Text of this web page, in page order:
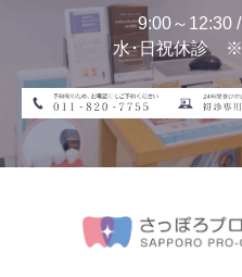
9:00～12:30
水･日祝休診 ※